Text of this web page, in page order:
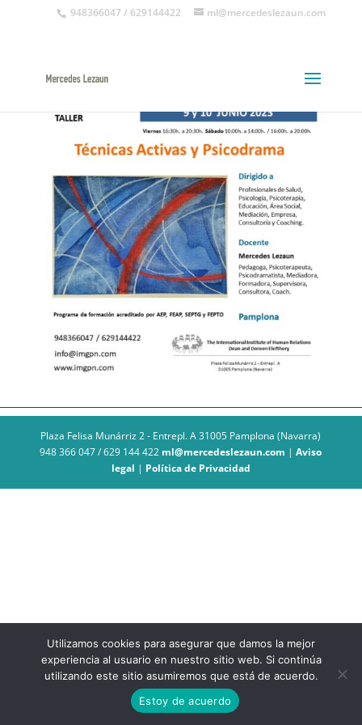
948366047 / 629144422 ml@mercedeslezaun.com
Taller Técnicas Activas y Psicodrama
Plaza Felisa Munárriz 2 - Entrepl. A 31005 Pamplona (Navarra)
948 366 047 / 629 144 422 ml@mercedeslezaun.com |Aviso
legal | Política de Privacidad
Utilizamos cookies para asegurar que damos la mejor
experiencia al usuario en nuestro sitio web. Si continúa
utilizando este sitio asumiremos que está de acuerdo.
Estoy de acuerdo